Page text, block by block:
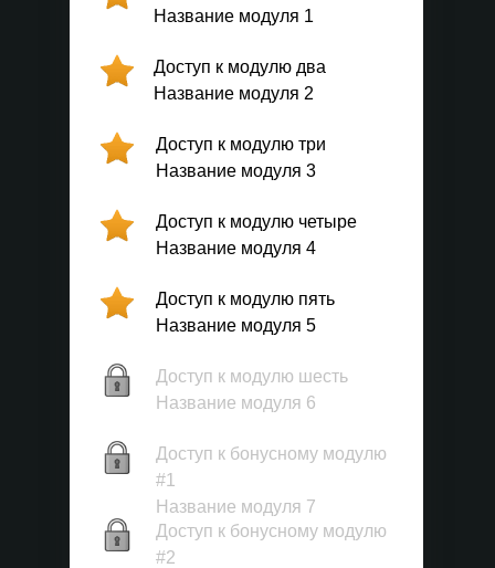
Название модуля 1
Доступ к модулю два
Название модуля 2
Доступ к модулю три
Название модуля 3
Доступ к модулю четыре
Название модуля 4
Доступ к модулю пять
Название модуля 5
Доступ к модулю шесть
Название модуля 6
Доступ к бонусному модулю
#1
Название модуля 7
Доступ к бонусному модулю
#2